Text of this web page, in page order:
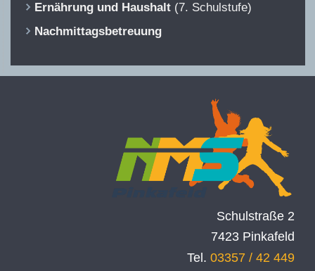
Ernährung und Haushalt (7. Schulstufe)
Nachmittagsbetreuung
Schulstraße 2
7423 Pinkafeld
Tel.03357 / 42 449